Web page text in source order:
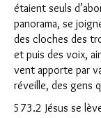
étaient seuls
panorama, se
des cloches des
et puis des voix,
vent apporte par
réveille, des gens
573.2 Jésus se